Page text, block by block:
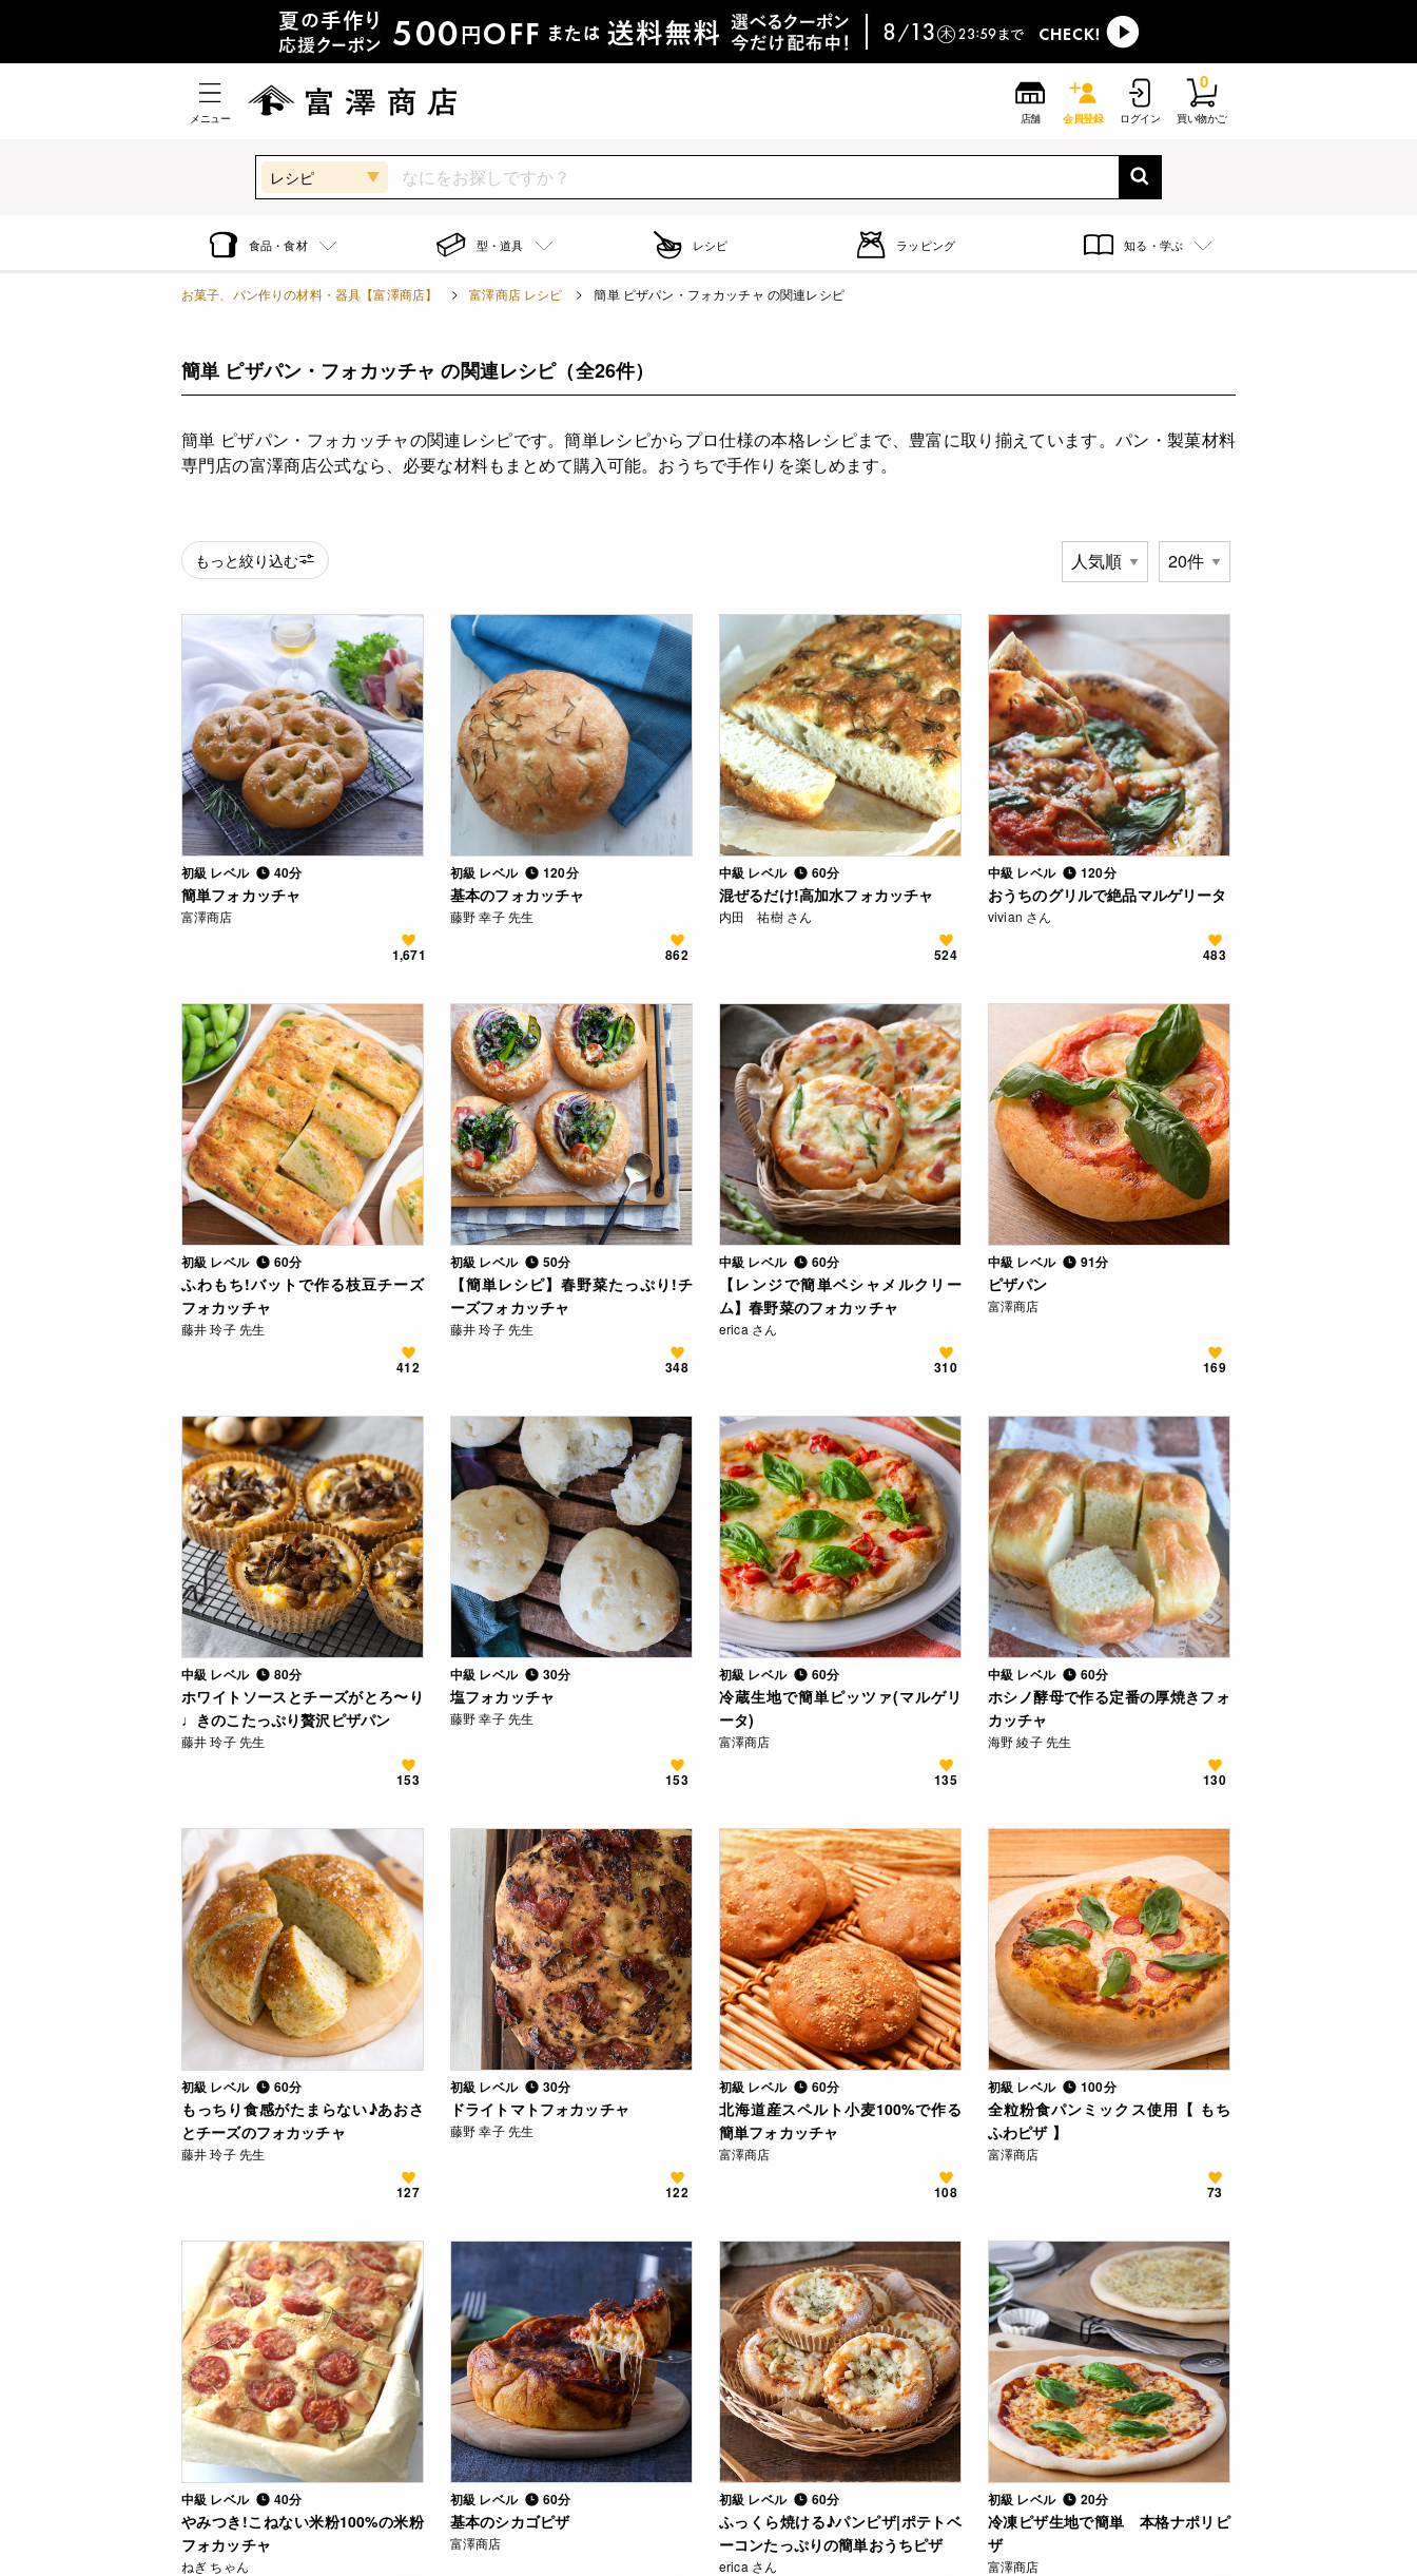
メニュー 店舗 会員登録 ログイン 買い物かご
0
レシピ
食品・食材 型・道具 レシピ ラッピング 知る・学ぶ
お菓子、パン作りの材料・器具【富澤商店】 富澤商店 レシピ 簡単 ピザパン・フォカッチャ の関連レシピ
簡単 ピザパン・フォカッチャ の関連レシピ（全26件）
簡単 ピザパン・フォカッチャの関連レシピです。簡単レシピからプロ仕様の本格レシピまで、豊富に取り揃えています。パン・製菓材料
専門店の富澤商店公式なら、必要な材料もまとめて購入可能。おうちで手作りを楽しめます。
もっと絞り込む
初級 レベル 40分
簡単フォカッチャ
富澤商店
1,671
初級 レベル 120分
基本のフォカッチャ
藤野 幸子 先生
862
中級 レベル 60分
混ぜるだけ!高加水フォカッチャ
内田 祐樹 さん
524
中級 レベル 120分
おうちのグリルで絶品マルゲリータ
vivian さん
483
初級 レベル 60分
ふわもち!バットで作る枝豆チーズ
フォカッチャ
藤井 玲子 先生
412
初級 レベル 50分
【簡単レシピ】春野菜たっぷり!チ
ーズフォカッチャ
藤井 玲子 先生
348
中級 レベル 60分
【レンジで簡単ベシャメルクリー
ム】春野菜のフォカッチャ
erica さん
310
中級 レベル 91分
ピザパン
富澤商店
169
中級 レベル 80分
ホワイトソースとチーズがとろ〜り
♩きのこたっぷり贅沢ピザパン
藤井 玲子 先生
153
中級 レベル 30分
塩フォカッチャ
藤野 幸子 先生
153
初級 レベル 60分
冷蔵生地で簡単ピッツァ(マルゲリ
ータ)
富澤商店
135
中級 レベル 60分
ホシノ酵母で作る定番の厚焼きフォ
カッチャ
海野 綾子 先生
130
初級 レベル 60分
もっちり食感がたまらない♪あおさ
とチーズのフォカッチャ
藤井 玲子 先生
127
初級 レベル 30分
ドライトマトフォカッチャ
藤野 幸子 先生
122
初級 レベル 60分
北海道産スペルト小麦100%で作る
簡単フォカッチャ
富澤商店
108
初級 レベル 100分
全粒粉食パンミックス使用【 もち
ふわピザ 】
富澤商店
73
中級 レベル 40分
やみつき!こねない米粉100%の米粉
フォカッチャ
ねぎ ちゃん
初級 レベル 60分
基本のシカゴピザ
富澤商店
初級 レベル 60分
ふっくら焼ける♪パンピザ|ポテトベ
ーコンたっぷりの簡単おうちピザ
erica さん
初級 レベル 20分
冷凍ピザ生地で簡単 本格ナポリピ
ザ
富澤商店